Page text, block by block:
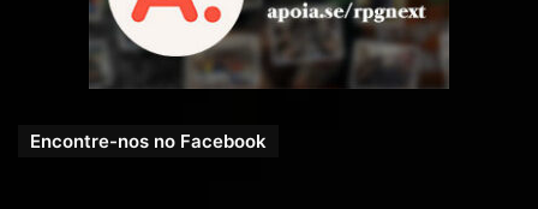
Encontre-nos no Facebook